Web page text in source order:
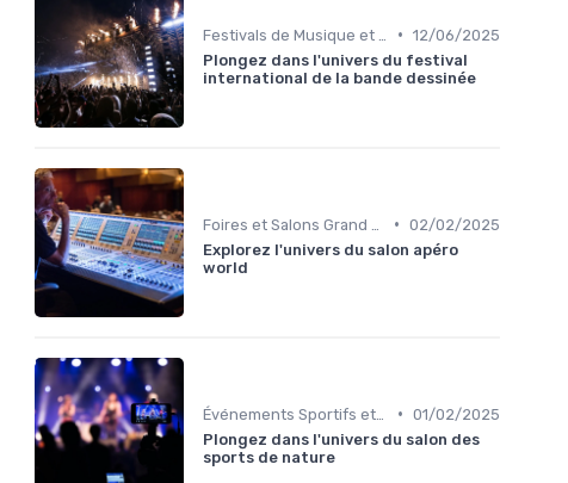
• 12/06/2025
Plongez dans l'univers du festival
international de la bande dessinée
• 02/02/2025
Explorez l'univers du salon apéro
world
• 01/02/2025
Plongez dans l'univers du salon des
sports de nature